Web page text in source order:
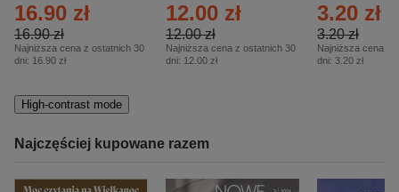
16.90 zł
16.90 zł
Najniższa cena z ostatnich 30
dni: 16.90 zł
12.00 zł
12.00 zł
Najniższa cena z ostatnich 30
dni: 12.00 zł
3.20 zł
3.20 zł
Najniższa cena z
dni: 3.20 zł
High-contrast mode
Najczęściej kupowane razem